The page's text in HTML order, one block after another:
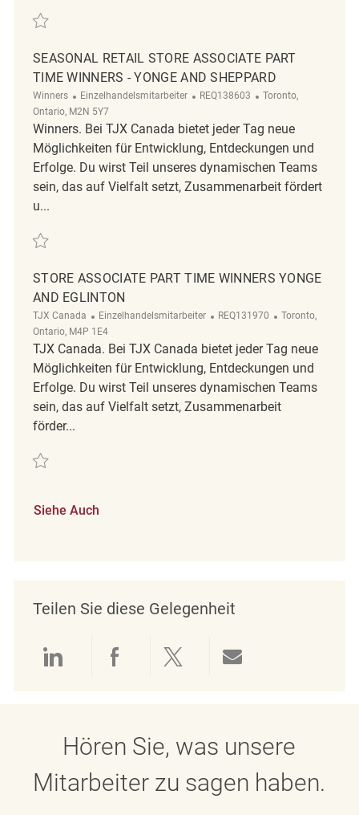
Retten Retail Store Associate Part Time Winners - Yonge and Dundas
SEASONAL RETAIL STORE ASSOCIATE PART
TIME WINNERS - YONGE AND SHEPPARD
Winners Kategorie
Einzelhandelsmitarbeiter ReqId
REQ138603 Ort
Toronto,
Ontario, M2N 5Y7
Winners. Bei TJX Canada bietet jeder Tag neue
Möglichkeiten für Entwicklung, Entdeckungen und
Erfolge. Du wirst Teil unseres dynamischen Teams
sein, das auf Vielfalt setzt, Zusammenarbeit fördert
u...
Retten Seasonal Retail Store Associate Part Time Winners - Yonge and
STORE ASSOCIATE PART TIME WINNERS YONGE
AND EGLINTON
TJX Canada Kategorie
Einzelhandelsmitarbeiter ReqId
REQ131970 Ort
Toronto,
Ontario, M4P 1E4
TJX Canada. Bei TJX Canada bietet jeder Tag neue
Möglichkeiten für Entwicklung, Entdeckungen und
Erfolge. Du wirst Teil unseres dynamischen Teams
sein, das auf Vielfalt setzt, Zusammenarbeit
förder...
Retten Store Associate Part time Winners Yonge and Eglinton
Siehe Auch
Teilen Sie diese Gelegenheit
Über LinkedIn teilen
Über Facebook teilen
Über Twitter teilen
Hören Sie, was unsere
Mitarbeiter zu sagen haben.